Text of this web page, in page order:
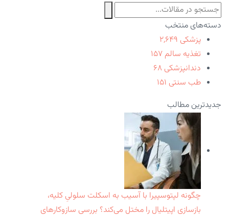
دسته‌های منتخب
پزشکی ۲,۶۴۹
تغذیه سالم ۱۵۷
دندانپزشکی ۶۸
طب سنتی ۱۵۱
جدیدترین مطالب
چگونه لپتوسپیرا با آسیب به اسکلت سلولیِ کلیه،
بازسازی اپیتلیال را مختل می‌کند؟ بررسی سازوکارهای